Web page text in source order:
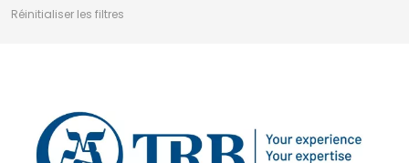
Réinitialiser les filtres